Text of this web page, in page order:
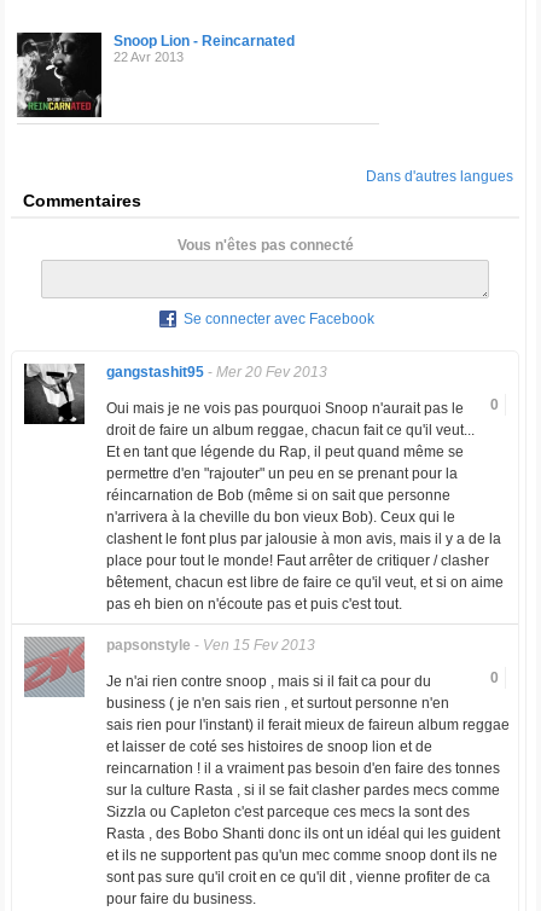
Snoop Lion - Reincarnated
22 Avr 2013
Dans d'autres langues
Commentaires
Vous n'êtes pas connecté
Se connecter avec Facebook
gangstashit95- Mer 20 Fev 2013
0
Oui mais je ne vois pas pourquoi Snoop n'aurait pas le
droit de faire un album reggae, chacun fait ce qu'il veut...
Et en tant que légende du Rap, il peut quand même se
permettre d'en "rajouter" un peu en se prenant pour la
réincarnation de Bob (même si on sait que personne
n'arrivera à la cheville du bon vieux Bob). Ceux qui le
clashent le font plus par jalousie à mon avis, mais il y a de la
place pour tout le monde! Faut arrêter de critiquer / clasher
bêtement, chacun est libre de faire ce qu'il veut, et si on aime
pas eh bien on n'écoute pas et puis c'est tout.
papsonstyle - Ven 15 Fev 2013
0
Je n'ai rien contre snoop , mais si il fait ca pour du
business ( je n'en sais rien , et surtout personne n'en
sais rien pour l'instant) il ferait mieux de faireun album reggae
et laisser de coté ses histoires de snoop lion et de
reincarnation ! il a vraiment pas besoin d'en faire des tonnes
sur la culture Rasta , si il se fait clasher pardes mecs comme
Sizzla ou Capleton c'est parceque ces mecs la sont des
Rasta , des Bobo Shanti donc ils ont un idéal qui les guident
et ils ne supportent pas qu'un mec comme snoop dont ils ne
sont pas sure qu'il croit en ce qu'il dit , vienne profiter de ca
pour faire du business.